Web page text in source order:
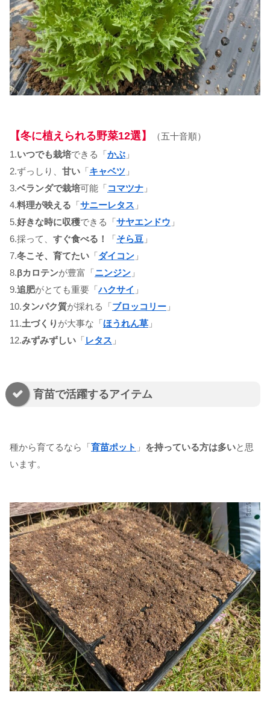
【冬に植えられる野菜12選】
（五十音順）
1.いつでも栽培できる「かぶ 」
2.ずっしり、 甘い 「キャベツ 」
3.ベランダで栽培可能「コマツナ 」
4.料理が映える 「サニーレタス 」
5.好きな時に収穫できる「サヤエンドウ 」
6.採って、 すぐ食べる！ 「そら豆 」
7.冬こそ、育てたい 「ダイコン 」
8.βカロテンが豊富「ニンジン 」
9.追肥がとても重要「ハクサイ 」
10.タンパク質が採れる「ブロッコリー 」
11.土づくり が大事な「ほうれん草 」
12.みずみずしい 「レタス 」
育苗で活躍するアイテム
種から育てるなら「育苗ポット 」 を持っている方は多いと思
います。